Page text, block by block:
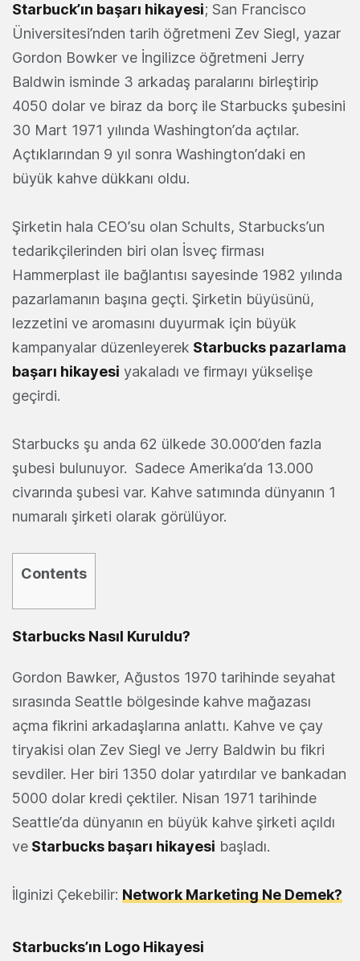
Starbuck’ın başarı hikayesi; San Francisco
Üniversitesi’nden tarih öğretmeni Zev Siegl, yazar
Gordon Bowker ve İngilizce öğretmeni Jerry
Baldwin isminde 3 arkadaş paralarını birleştirip
4050 dolar ve biraz da borç ile Starbucks şubesini
30 Mart 1971 yılında Washington’da açtılar.
Açtıklarından 9 yıl sonra Washington’daki en
büyük kahve dükkanı oldu.
Şirketin hala CEO’su olan Schults, Starbucks’un
tedarikçilerinden biri olan İsveç firması
Hammerplast ile bağlantısı sayesinde 1982 yılında
pazarlamanın başına geçti. Şirketin büyüsünü,
lezzetini ve aromasını duyurmak için büyük
kampanyalar düzenleyerek Starbucks pazarlama
başarı hikayesi yakaladı ve firmayı yükselişe
geçirdi.
Starbucks şu anda 62 ülkede 30.000’den fazla
şubesi bulunuyor. Sadece Amerika’da 13.000
civarında şubesi var. Kahve satımında dünyanın 1
numaralı şirketi olarak görülüyor.
Contents
Starbucks Nasıl Kuruldu?
Gordon Bawker, Ağustos 1970 tarihinde seyahat
sırasında Seattle bölgesinde kahve mağazası
açma fikrini arkadaşlarına anlattı. Kahve ve çay
tiryakisi olan Zev Siegl ve Jerry Baldwin bu fikri
sevdiler. Her biri 1350 dolar yatırdılar ve bankadan
5000 dolar kredi çektiler. Nisan 1971 tarihinde
Seattle’da dünyanın en büyük kahve şirketi açıldı
ve Starbucks başarı hikayesi başladı.
İlginizi Çekebilir: Network Marketing Ne Demek?
Starbucks’ın Logo Hikayesi